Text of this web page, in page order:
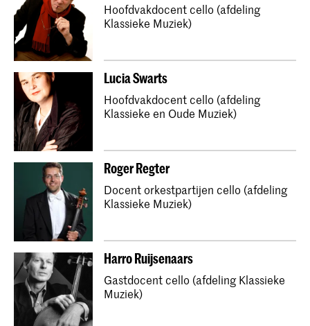
Hoofdvakdocent cello (afdeling
Klassieke Muziek)
Lucia Swarts
Hoofdvakdocent cello (afdeling
Klassieke en Oude Muziek)
Roger Regter
Docent orkestpartijen cello (afdeling
Klassieke Muziek)
Harro Ruijsenaars
Gastdocent cello (afdeling Klassieke
Muziek)